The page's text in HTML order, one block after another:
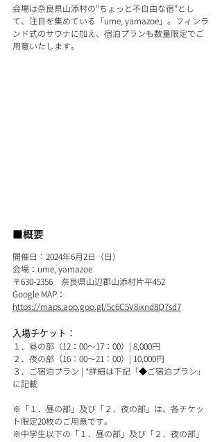
会場は奈良県山添村の”ちょっと不自由な宿”とし
て、注目を集めている「ume, yamazoe」。フィンラ
ンド式のサウナに加え、宿泊プランも数量限定でご
用意いたします。
■概要
開催日：2024年6月2日（日）
会場：ume, yamazoe
〒630-2356　奈良県山辺郡山添村片平452
Google MAP：
https://maps.app.goo.gl/5c6C5V8ixnd8Q7sd7
入場チケット：
１．昼の部（12：00～17：00）| 8,000円
２．夜の部（16：00～21：00）| 10,000円
３．ご宿泊プラン | *詳細は下記「◆ご宿泊プラン」
に記載
※「１．昼の部」及び「２．夜の部」は、各チケッ
ト限定20枚のご用意です。
※中学生以下の「１．昼の部」及び「２．夜の部」